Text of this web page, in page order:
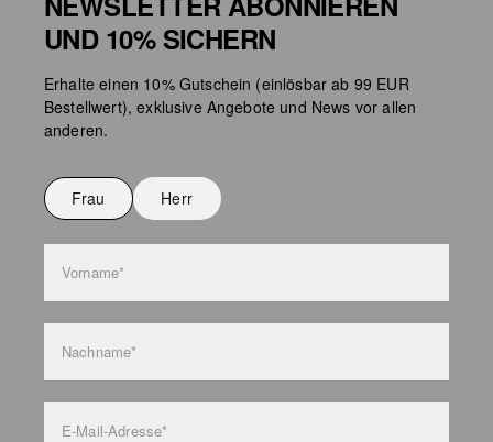
UND 10% SICHERN
Erhalte einen 10% Gutschein (einlösbar ab 99 EUR
Bestellwert), exklusive Angebote und News vor allen
anderen.
Frau Herr
Vorname*
Nachname*
E-Mail-Adresse*